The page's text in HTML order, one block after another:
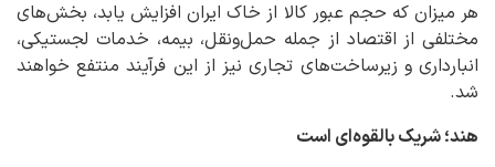
هر میزان که حجم عبور کالا از خاک ایران افزایش یابد، بخش‌های
مختلفی از اقتصاد از جمله حمل‌ونقل، بیمه، خدمات لجستیکی،
انبارداری و زیرساخت‌های تجاری نیز از این فرآیند منتفع خواهند
شد.
هند؛ شریک بالقوه‌ای است